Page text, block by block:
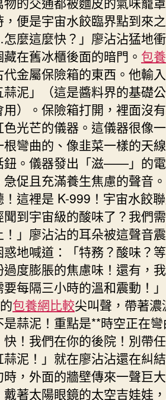
，便是宇宙水餃臨界點到來之
麼這麼快？」廖沾沾猛地
在舊冰櫃後面的暗門。 包養
金屬保險箱的東西。他輸
泥」（這是醬料界的基礎公
）。保險箱打開，裡面沒
光芒的儀器。這儀器很像
彎曲的、像韭菜一樣的天
鈕。儀器發出「滋——」的
促且充滿養生焦慮的聲音。
！這裡是 K-999！宇宙水餃
到宇宙級的酸味了？我們
」廖沾沾的耳朵被這聲音
地喊道：「特務？酸味？等
度膨脹的焦慮味！還有，
每隔三小時的溫和震動！
包養網比較尖叫聲，帶著濃
蒜泥！重點是**時空正在
！我們在你的後院！別帶
泥！」就在廖沾沾還在糾
，外面的牆壁傳來一聲巨
著太陽眼鏡的太空吉娃娃